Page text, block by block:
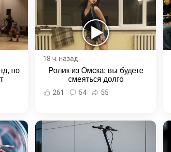
но
18 ч. назад
Ролик из Омска: вы будете
смеяться долго
261 54 55